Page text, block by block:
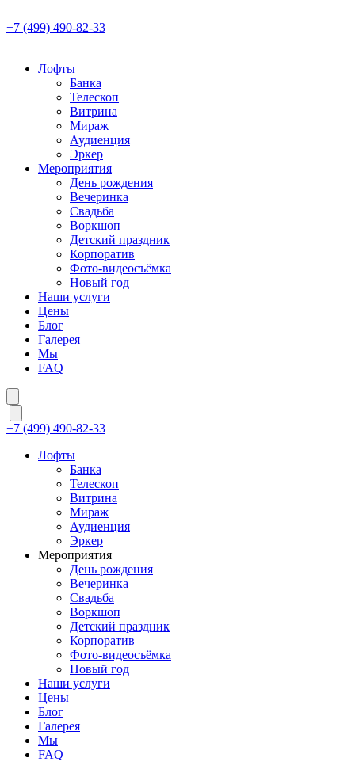
+7 (499) 490-82-33
Лофты
Банка
Телескоп
Витрина
Мираж
Аудиенция
Эркер
Мероприятия
День рождения
Вечеринка
Свадьба
Воркшоп
Детский праздник
Корпоратив
Фото-видеосъёмка
Новый год
Наши услуги
Цены
Блог
Галерея
Мы
FAQ
+7 (499) 490-82-33
Лофты
Банка
Телескоп
Витрина
Мираж
Аудиенция
Эркер
Мероприятия
День рождения
Вечеринка
Свадьба
Воркшоп
Детский праздник
Корпоратив
Фото-видеосъёмка
Новый год
Наши услуги
Цены
Блог
Галерея
Мы
FAQ